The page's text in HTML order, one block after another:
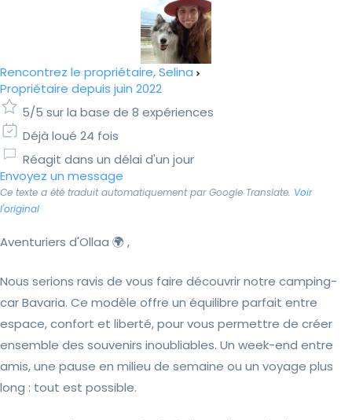
Rencontrez le propriétaire, Selina
Propriétaire depuis juin 2022
5/5 sur la base de 8 expériences
Déjà loué 24 fois
Réagit dans un délai d'un jour
Envoyez un message
Ce texte a été traduit automatiquement par Google Translate. Voir
l'original
Aventuriers d'Ollaa 🌍 ,
Nous serions ravis de vous faire découvrir notre camping-
car Bavaria. Ce modèle offre un équilibre parfait entre
espace, confort et liberté, pour vous permettre de créer
ensemble des souvenirs inoubliables. Un week-end entre
amis, une pause en milieu de semaine ou un voyage plus
long : tout est possible.